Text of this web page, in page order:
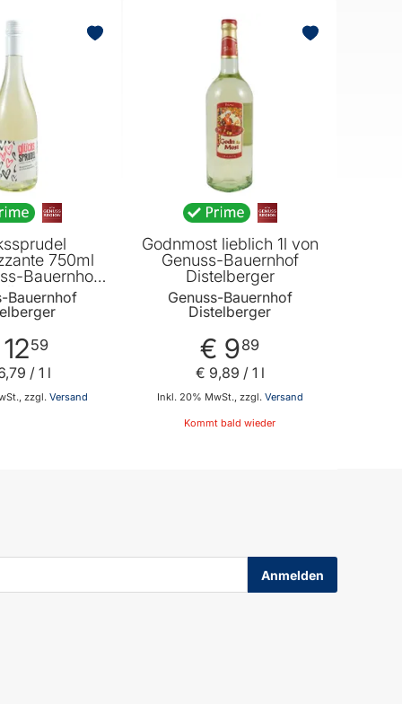
750ml
Bauernhof
Bauernhof
59
zzgl. Versand
,79 / 1 l
Godnmost lieblich 1l von
Genuss-Bauernhof
Distelberger
Genuss-Bauernhof
Distelberger
€ 989
Inkl. 20% MwSt., zzgl. Versand
€ 9,89 / 1 l
Kommt bald wieder